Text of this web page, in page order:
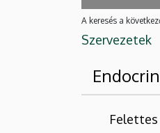
A keresés a
Szervezetek